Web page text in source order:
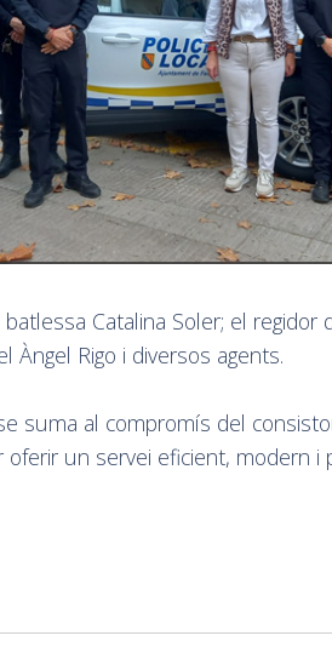
Catalina Soler; el regidor
Àngel Rigo i diversos agents.
suma al compromís del
un servei eficient, modern i